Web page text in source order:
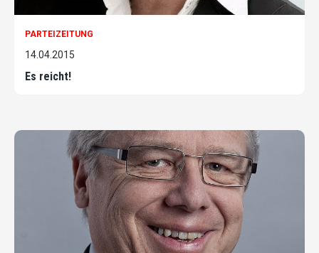
PARTEIZEITUNG
14.04.2015
Es reicht!